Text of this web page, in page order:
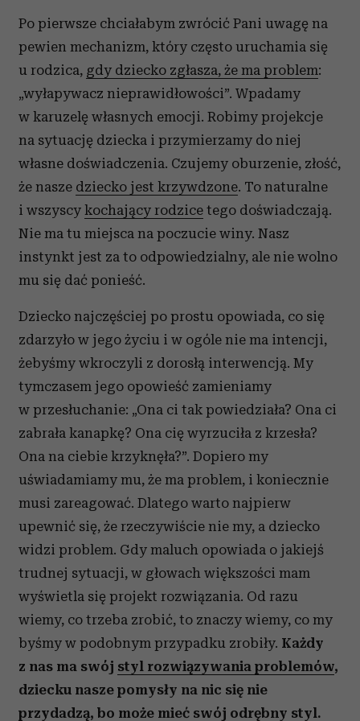
Po pierwsze chciałabym zwrócić Pani uwagę na
pewien mechanizm, który często uruchamia się
u rodzica, gdy dziecko zgłasza, że ma problem:
„wyłapywacz nieprawidłowości”. Wpadamy
w karuzelę własnych emocji. Robimy projekcje
na sytuację dziecka i przymierzamy do niej
własne doświadczenia. Czujemy oburzenie, złość,
że nasze dziecko jest krzywdzone. To naturalne
i wszyscy kochający rodzice tego doświadczają.
Nie ma tu miejsca na poczucie winy. Nasz
instynkt jest za to odpowiedzialny, ale nie wolno
mu się dać ponieść.
Dziecko najczęściej po prostu opowiada, co się
zdarzyło w jego życiu i w ogóle nie ma intencji,
żebyśmy wkroczyli z dorosłą interwencją. My
tymczasem jego opowieść zamieniamy
w przesłuchanie: „Ona ci tak powiedziała? Ona ci
zabrała kanapkę? Ona cię wyrzuciła z krzesła?
Ona na ciebie krzyknęła?”. Dopiero my
uświadamiamy mu, że ma problem, i koniecznie
musi zareagować. Dlatego warto najpierw
upewnić się, że rzeczywiście nie my, a dziecko
widzi problem. Gdy maluch opowiada o jakiejś
trudnej sytuacji, w głowach większości mam
wyświetla się projekt rozwiązania. Od razu
wiemy, co trzeba zrobić, to znaczy wiemy, co my
byśmy w podobnym przypadku zrobiły. Każdy
z nas ma swój styl rozwiązywania problemów,
dziecku nasze pomysły na nic się nie
przydadzą, bo może mieć swój odrębny styl.